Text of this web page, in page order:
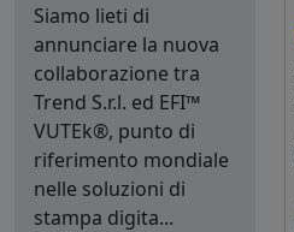
Siamo lieti di
annunciare la nuova
collaborazione tra
Trend S.r.l. ed EFI™
VUTEk®, punto di
riferimento mondiale
nelle soluzioni di
stampa digita...